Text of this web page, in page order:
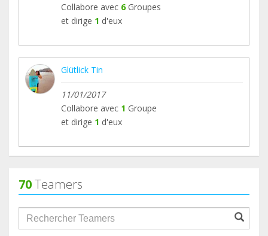
Collabore avec 6Groupes
et dirige 1 d'eux
Glütlick Tin
11/01/2017
Collabore avec 1 Groupe
et dirige 1 d'eux
70Teamers
groupProfile.searchForm.search.text???